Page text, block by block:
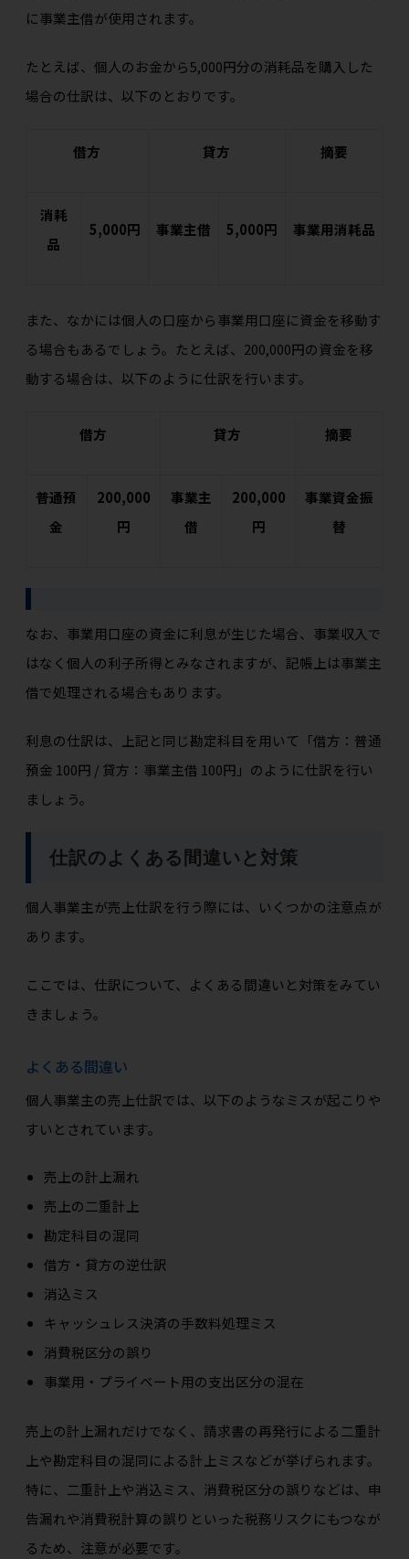
に事業主借が使用されます。
たとえば、個人のお金から5,000円分の消耗品を購入した
場合の仕訳は、以下のとおりです。
借方 貸方 摘要
消耗
品
5,000円 事業主借 5,000円 事業用消耗品
また、なかには個人の口座から事業用口座に資金を移動す
る場合もあるでしょう。たとえば、200,000円の資金を移
動する場合は、以下のように仕訳を行います。
借方 貸方 摘要
普通預
金
200,000
円
事業主
借
200,000
円
事業資金振
替
なお、事業用口座の資金に利息が生じた場合、事業収入で
はなく個人の利子所得とみなされますが、記帳上は事業主
借で処理される場合もあります。
利息の仕訳は、上記と同じ勘定科目を用いて「借方：普通
預金 100円 / 貸方：事業主借 100円」のように仕訳を行い
ましょう。
仕訳のよくある間違いと対策
個人事業主が売上仕訳を行う際には、いくつかの注意点が
あります。
ここでは、仕訳について、よくある間違いと対策をみてい
きましょう。
よくある間違い
個人事業主の売上仕訳では、以下のようなミスが起こりや
すいとされています。
売上の計上漏れ
売上の二重計上
勘定科目の混同
借方・貸方の逆仕訳
消込ミス
キャッシュレス決済の手数料処理ミス
消費税区分の誤り
事業用・プライベート用の支出区分の混在
売上の計上漏れだけでなく、請求書の再発行による二重計
上や勘定科目の混同による計上ミスなどが挙げられます。
特に、二重計上や消込ミス、消費税区分の誤りなどは、申
告漏れや消費税計算の誤りといった税務リスクにもつなが
るため、注意が必要です。